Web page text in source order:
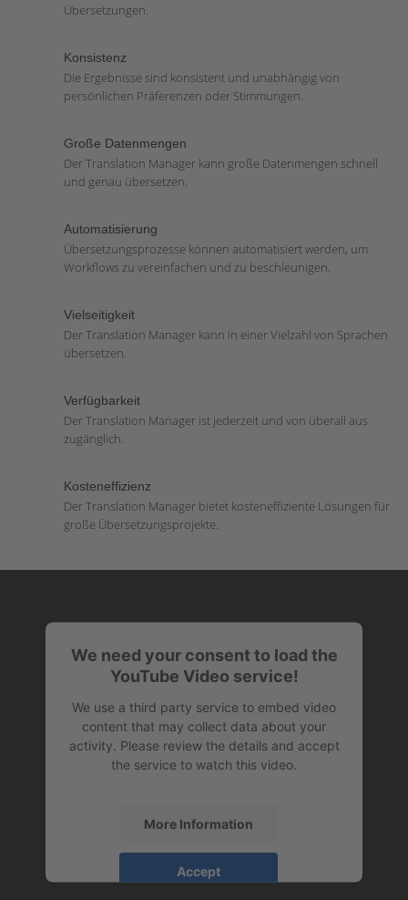
Übersetzungen.
Konsistenz
Die Ergebnisse sind konsistent und unabhängig von
persönlichen Präferenzen oder Stimmungen.
Große Datenmengen
Der Translation Manager kann große Datenmengen schnell
und genau übersetzen.
Automatisierung
Übersetzungsprozesse können automatisiert werden, um
Workflows zu vereinfachen und zu beschleunigen.
Vielseitigkeit
Der Translation Manager kann in einer Vielzahl von Sprachen
übersetzen.
Verfügbarkeit
Der Translation Manager ist jederzeit und von überall aus
zugänglich.
Kosteneffizienz
Der Translation Manager bietet kosteneffiziente Lösungen für
große Übersetzungsprojekte.
We need your consent to load the
YouTube Video service!
We use a third party service to embed video
content that may collect data about your
activity. Please review the details and accept
the service to watch this video.
More Information
Accept